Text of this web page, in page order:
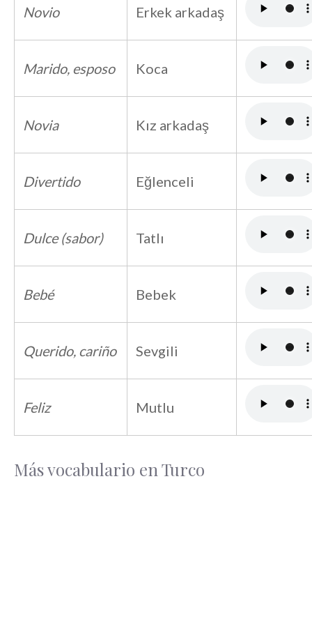
Novio Erkek arkadaş
Marido, esposo Koca
Novia Kız arkadaş
Divertido Eğlenceli
Dulce (sabor) Tatlı
Bebé Bebek
Querido, cariño Sevgili
Feliz Mutlu
Más vocabulario en Turco